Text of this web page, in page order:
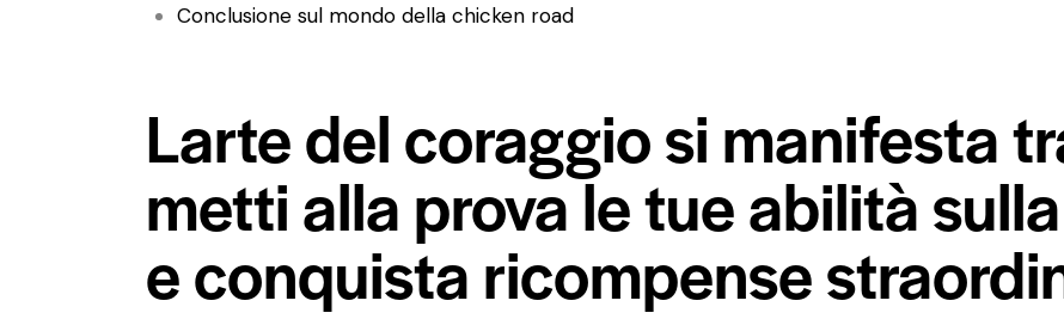
Conclusione sul mondo della chicken road
Larte del coraggio si manifesta
metti alla prova le tue abilità
e conquista ricompense